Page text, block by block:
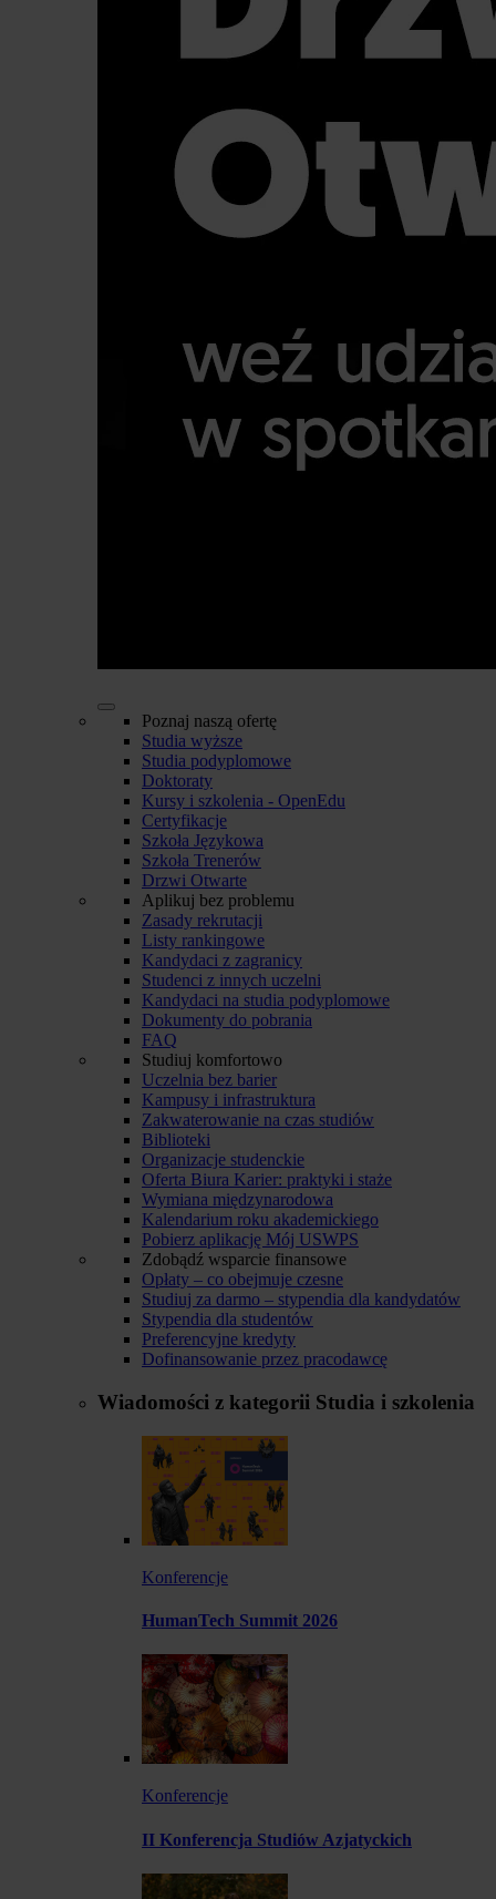
Poznaj naszą ofertę
Studia wyższe
Studia podyplomowe
Doktoraty
Kursy i szkolenia - OpenEdu
Certyfikacje
Szkoła Językowa
Szkoła Trenerów
Drzwi Otwarte
Aplikuj bez problemu
Zasady rekrutacji
Listy rankingowe
Kandydaci z zagranicy
Studenci z innych uczelni
Kandydaci na studia podyplomowe
Dokumenty do pobrania
FAQ
Studiuj komfortowo
Uczelnia bez barier
Kampusy i infrastruktura
Zakwaterowanie na czas studiów
Biblioteki
Organizacje studenckie
Oferta Biura Karier: praktyki i staże
Wymiana międzynarodowa
Kalendarium roku akademickiego
Pobierz aplikację Mój USWPS
Zdobądź wsparcie finansowe
Opłaty – co obejmuje czesne
Studiuj za darmo – stypendia dla kandydatów
Stypendia dla studentów
Preferencyjne kredyty
Dofinansowanie przez pracodawcę
Wiadomości z kategorii Studia i szkolenia
Konferencje
HumanTech Summit 2026
Konferencje
II Konferencja Studiów Azjatyckich